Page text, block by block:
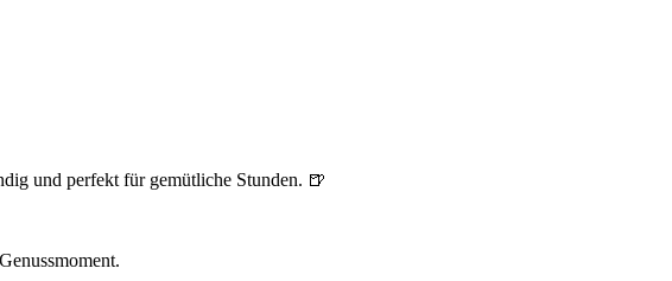
und perfekt für gemütliche Stunden. 🍺